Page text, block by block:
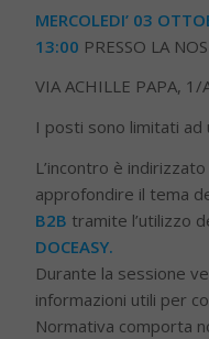
MERCOLEDI’ 03
13:00 PRESSO LA
VIA ACHILLE PAPA, 1/
I posti sono limitati ad
L’incontro è
approfondire il tema
B2B tramite l’utilizzo
DOCEASY.
Durante la sessione
informazioni utili per
Normativa comporta